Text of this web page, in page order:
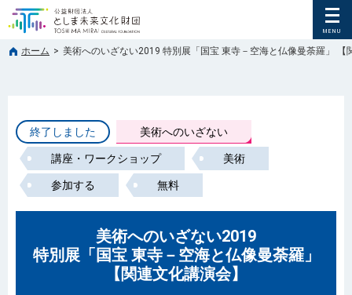
ホーム > 美術へのいざない2019 特別展「国宝 東寺－空海と仏像曼荼羅」 【
終了しました 美術へのいざない
講座・ワークショップ 美術
参加する 無料
美術へのいざない2019
特別展「国宝 東寺－空海と仏像曼荼羅」
【関連文化講演会】